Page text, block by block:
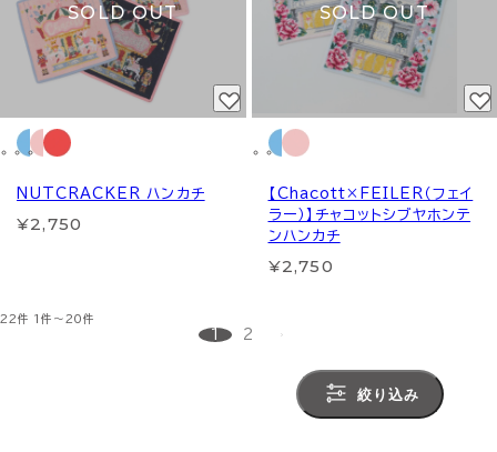
SOLD OUT
NUTCRACKER ハンカチ
¥2,750
SOLD OUT
【Chacott×FEILER（フェイ
ラー）】チャコットシブヤホンテ
ンハンカチ
¥2,750
22件 1件～20件
1 2
絞り込み